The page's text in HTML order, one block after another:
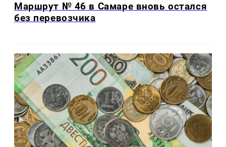
Маршрут № 46 в Самаре вновь остался
без перевозчика